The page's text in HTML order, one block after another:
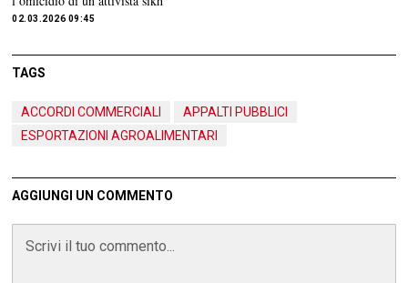
02.03.2026 09:45
TAGS
ACCORDI COMMERCIALI
APPALTI PUBBLICI
ESPORTAZIONI AGROALIMENTARI
AGGIUNGI UN COMMENTO